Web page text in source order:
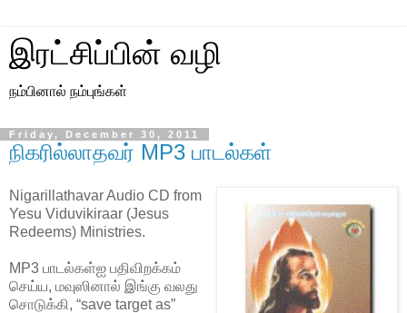
இரட்சிப்பின் வழி
நம்பினால் நம்புங்கள்
Friday, December 30, 2011
நிகரில்லாதவர் MP3 பாடல்கள்
Nigarillathavar Audio CD from
Yesu Viduvikiraar (Jesus
Redeems) Ministries.
MP3 பாடல்கள்ஐ பதிவிறக்கம்
செய்ய, மவுஸினால் இங்கு வலது
சொடுக்கி, “save target as”